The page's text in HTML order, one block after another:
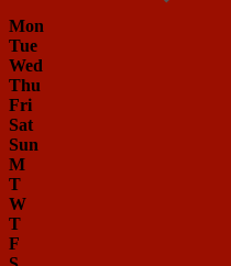
Mon
Tue
Wed
Thu
Fri
Sat
Sun
M
T
W
T
F